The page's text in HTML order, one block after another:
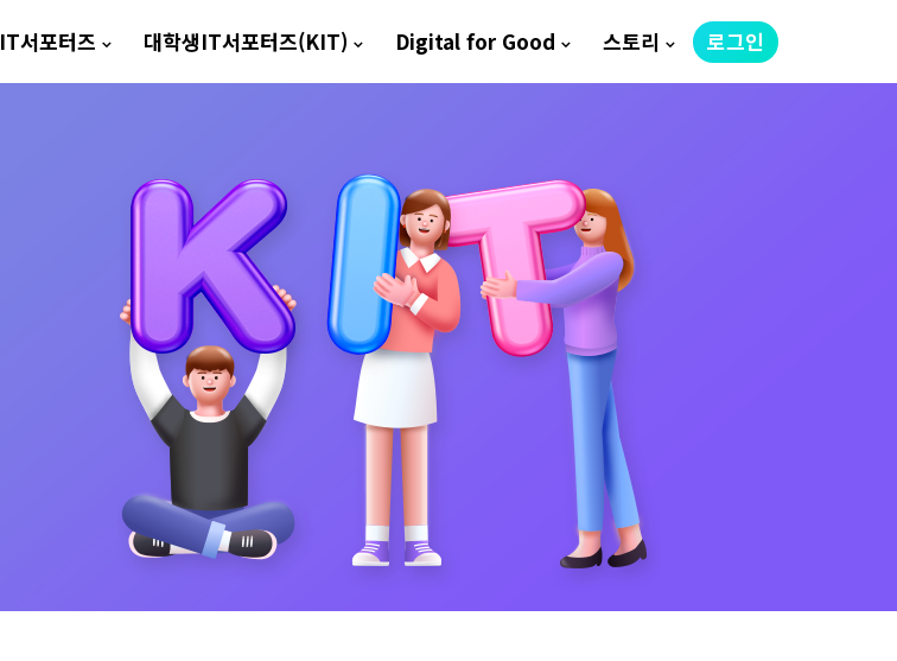
IT서포터즈 대학생IT서포터즈(KIT) Digital for Good 스토리 로그인